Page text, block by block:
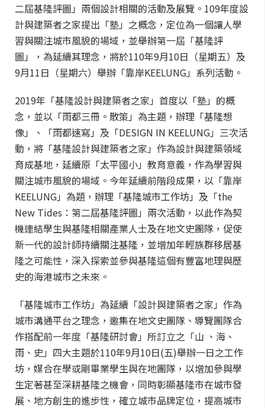
二屆基隆評圖」兩個設計相關的活動及展覽。109年度設
計與建築者之家提出「塾」之概念，定位為一個讓人學
習與關注城市風貌的場域，並舉辦第一屆「基隆評
圖」，為延續其理念，將於110年9月10日（星期五）及
9月11日（星期六）舉辦「靠岸KEELUNG」系列活動。
2019年「基隆設計與建築者之家」首度以「塾」的概
念，並以「雨都三冊。散策」為主題，辦理「基隆想
像」、「雨都速寫」及「DESIGN IN KEELUNG」三次活
動，將「基隆設計與建築者之家」作為設計與建築領域
育成基地，延續原「太平國小」教育意義，作為學習與
關注城市風貌的場域。今年延續前階段成果，以「靠岸
KEELUNG」為題，辦理「基隆城市工作坊」及「the
New Tides：第二屆基隆評圖」兩次活動，以此作為契
機連結學生與基隆相關產業人士及在地文史團隊，促使
新一代的設計師持續關注基隆，並增加年輕族群移居基
隆之可能性，深入探索並參與基隆這個有豐富地理與歷
史的海港城市之未來。
「基隆城市工作坊」為延續「設計與建築者之家」作為
城市溝通平台之理念，邀集在地文史團隊、導覽團隊合
作搭配前一年度「基隆研討會」所訂立之「山 、海、
雨、史」四大主題於110年9月10日(五)舉辦一日之工作
坊，媒合在學或剛畢業學生與在地團隊，以增加參與學
生定著甚至深耕基隆之機會，同時彰顯基隆市在城市發
展、地方創生的進步性，確立城市品牌定位，提高城市